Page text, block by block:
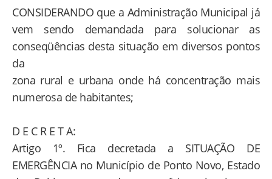
CONSIDERANDO que a Administração Municipal já
vem sendo demandada para solucionar as
conseqüências desta situação em diversos pontos
da
zona rural e urbana onde há concentração mais
numerosa de habitantes;
D E C R E T A:
Artigo 1º. Fica decretada a SITUAÇÃO DE
EMERGÊNCIA no Município de Ponto Novo, Estado